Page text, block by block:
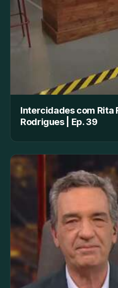
Intercidades com Rita
Rodrigues | Ep. 39